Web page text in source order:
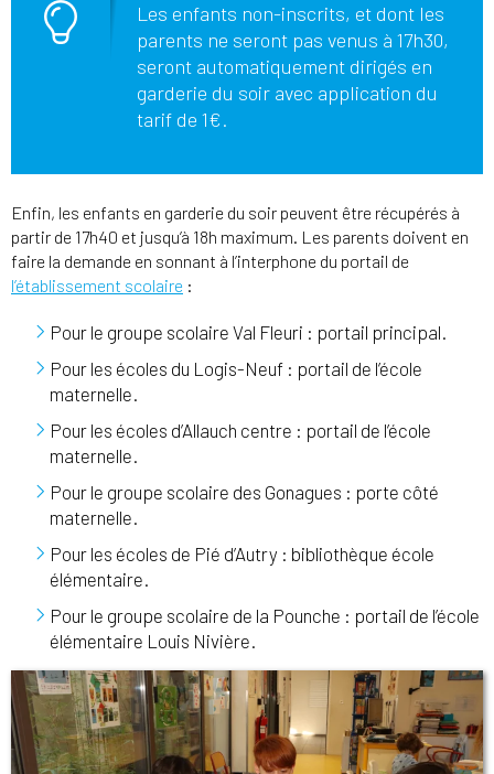
Les enfants non-inscrits, et dont les
parents ne seront pas venus à 17h30,
seront automatiquement dirigés en
garderie du soir avec application du
tarif de 1€.
Enfin, les enfants en garderie du soir peuvent être récupérés à
partir de 17h40 et jusqu’à 18h maximum. Les parents doivent en
faire la demande en sonnant à l’interphone du portail de
l’établissement scolaire :
Pour le groupe scolaire Val Fleuri : portail principal.
Pour les écoles du Logis-Neuf : portail de l’école
maternelle.
Pour les écoles d’Allauch centre : portail de l’école
maternelle.
Pour le groupe scolaire des Gonagues : porte côté
maternelle.
Pour les écoles de Pié d’Autry : bibliothèque école
élémentaire.
Pour le groupe scolaire de la Pounche : portail de l’école
élémentaire Louis Nivière.